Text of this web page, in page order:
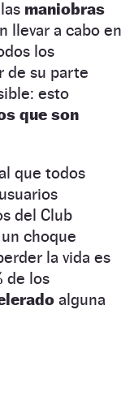
maniobras
llevar a cabo en
los
de su parte
esto
que son
que todos
del Club
choque
la vida es
de los
alguna